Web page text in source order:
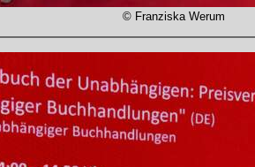
© Franziska Werum